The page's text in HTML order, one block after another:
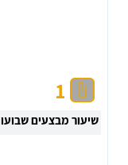
1
שיעור מבצעים